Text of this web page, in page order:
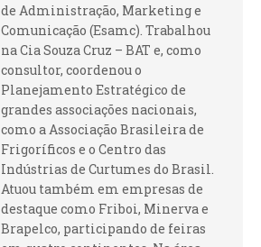
de Administração, Marketing e
Comunicação (Esamc). Trabalhou
na Cia Souza Cruz – BAT e, como
consultor, coordenou o
Planejamento Estratégico de
grandes associações nacionais,
como a Associação Brasileira de
Frigoríficos e o Centro das
Indústrias de Curtumes do Brasil.
Atuou também em empresas de
destaque como Friboi, Minerva e
Brapelco, participando de feiras